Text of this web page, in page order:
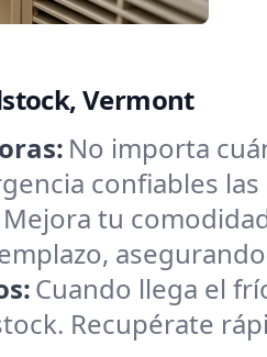
Vermont
No importa
confiables
Mejora tu
Cuando llega el
Recupérate